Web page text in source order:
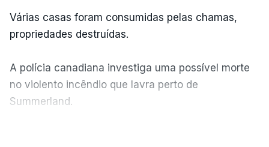
Várias casas foram consumidas pelas chamas,
propriedades destruídas.
A polícia canadiana investiga uma possível morte
no violento incêndio que lavra perto de
Summerland.